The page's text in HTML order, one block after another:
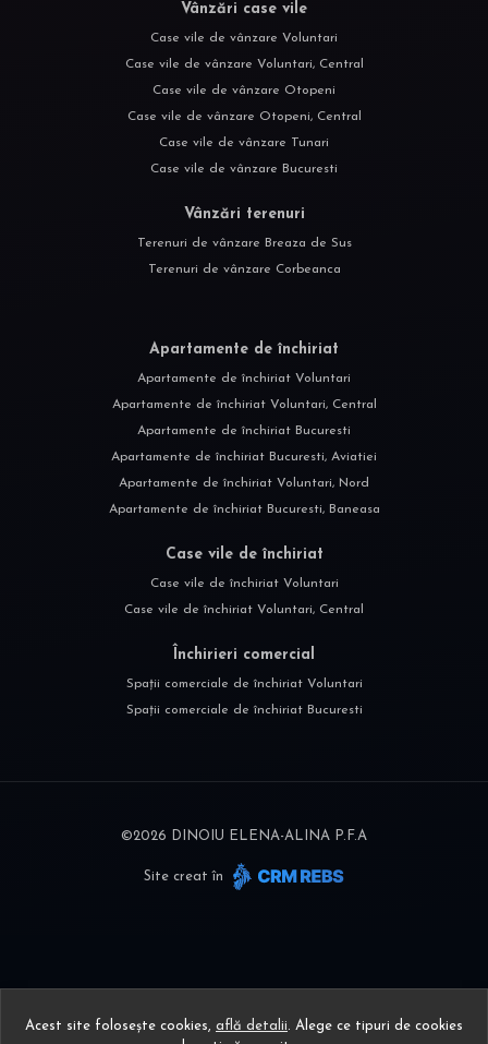
Vânzări case vile
Case vile de vânzare Voluntari
Case vile de vânzare Voluntari, Central
Case vile de vânzare Otopeni
Case vile de vânzare Otopeni, Central
Case vile de vânzare Tunari
Case vile de vânzare Bucuresti
Vânzări terenuri
Terenuri de vânzare Breaza de Sus
Terenuri de vânzare Corbeanca
Apartamente de închiriat
Apartamente de închiriat Voluntari
Apartamente de închiriat Voluntari, Central
Apartamente de închiriat Bucuresti
Apartamente de închiriat Bucuresti, Aviatiei
Apartamente de închiriat Voluntari, Nord
Apartamente de închiriat Bucuresti, Baneasa
Case vile de închiriat
Case vile de închiriat Voluntari
Case vile de închiriat Voluntari, Central
Închirieri comercial
Spații comerciale de închiriat Voluntari
Spații comerciale de închiriat Bucuresti
©2026 DINOIU ELENA-ALINA P.F.A
Site creat în
Acest site folosește cookies, află detalii. Alege ce tipuri de cookies